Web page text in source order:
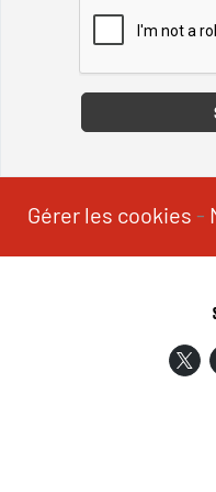
Gérer les cookies -